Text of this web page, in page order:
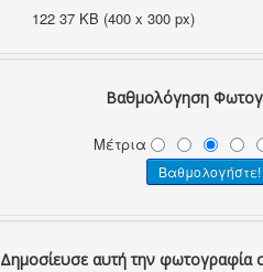
122 37 KB (400 x 300 px)
Βαθμολόγηση
Μέτρια
Δημοσίευσε αυτή την